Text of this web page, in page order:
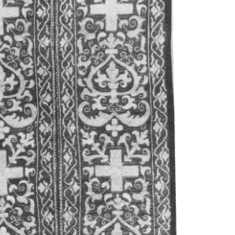
Галерея
Архангельска Свято-Троицкий
собор